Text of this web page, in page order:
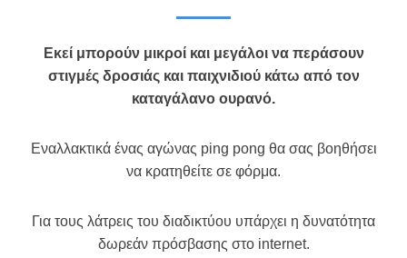
Εκεί μπορούν μικροί και μεγάλοι να περάσουν
στιγμές δροσιάς και παιχνιδιού κάτω από τον
καταγάλανο ουρανό.
Εναλλακτικά ένας αγώνας ping pong θα σας βοηθήσει
να κρατηθείτε σε φόρμα.
Για τους λάτρεις του διαδικτύου υπάρχει η δυνατότητα
δωρεάν πρόσβασης στο internet.